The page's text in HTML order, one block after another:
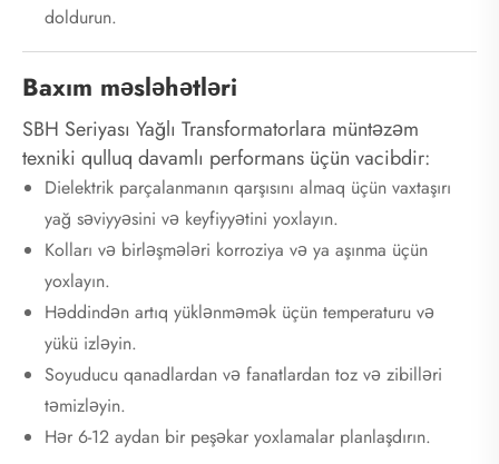
doldurun.
Baxım məsləhətləri
SBH Seriyası Yağlı Transformatorlara müntəzəm
texniki qulluq davamlı performans üçün vacibdir:
Dielektrik parçalanmanın qarşısını almaq üçün vaxtaşırı
yağ səviyyəsini və keyfiyyətini yoxlayın.
Kolları və birləşmələri korroziya və ya aşınma üçün
yoxlayın.
Həddindən artıq yüklənməmək üçün temperaturu və
yükü izləyin.
Soyuducu qanadlardan və fanatlardan toz və zibilləri
təmizləyin.
Hər 6-12 aydan bir peşəkar yoxlamalar planlaşdırın.